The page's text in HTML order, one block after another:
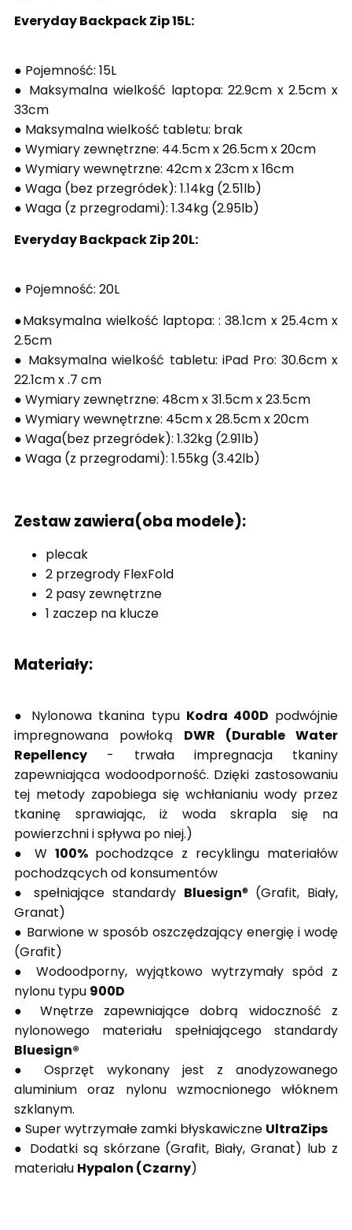
Everyday Backpack Zip 15L:
● Pojemność: 15L
● Maksymalna wielkość laptopa: 22.9cm x 2.5cm x
33cm
● Maksymalna wielkość tabletu: brak
● Wymiary zewnętrzne: 44.5cm x 26.5cm x 20cm
● Wymiary wewnętrzne: 42cm x 23cm x 16cm
● Waga (bez przegródek): 1.14kg (2.51lb)
● Waga (z przegrodami): 1.34kg (2.95lb)
Everyday Backpack Zip 20L:
● Pojemność: 20L
●Maksymalna wielkość laptopa: : 38.1cm x 25.4cm x
2.5cm
● Maksymalna wielkość tabletu: iPad Pro: 30.6cm x
22.1cm x .7 cm
● Wymiary zewnętrzne: 48cm x 31.5cm x 23.5cm
● Wymiary wewnętrzne: 45cm x 28.5cm x 20cm
● Waga(bez przegródek): 1.32kg (2.91lb)
● Waga (z przegrodami): 1.55kg (3.42lb)
Zestaw zawiera(oba modele):
plecak
2 przegrody FlexFold
2 pasy zewnętrzne
1 zaczep na klucze
Materiały:
● Nylonowa tkanina typu Kodra 400D podwójnie
impregnowana powłoką DWR (Durable Water
Repellency - trwała impregnacja tkaniny
zapewniająca wodoodporność. Dzięki zastosowaniu
tej metody zapobiega się wchłanianiu wody przez
tkaninę sprawiając, iż woda skrapla się na
powierzchni i spływa po niej.)
● W 100%pochodzące z recyklingu materiałów
pochodzących od konsumentów
● spełniające standardy Bluesign® (Grafit, Biały,
Granat)
● Barwione w sposób oszczędzający energię i wodę
(Grafit)
● Wodoodporny, wyjątkowo wytrzymały spód z
nylonu typu 900D
● Wnętrze zapewniające dobrą widoczność z
nylonowego materiału spełniającego standardy
Bluesign®
● Osprzęt wykonany jest z anodyzowanego
aluminium oraz nylonu wzmocnionego włóknem
szklanym.
● Super wytrzymałe zamki błyskawiczne UltraZips
● Dodatki są skórzane (Grafit, Biały, Granat) lub z
materiału Hypalon (Czarny)